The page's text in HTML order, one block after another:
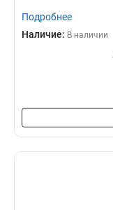
Подробнее
Наличие: В наличии